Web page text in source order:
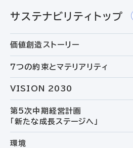
サステナビリティトップ
価値創造ストーリー
7つの約束とマテリアリティ
VISION 2030
第5次中期経営計画
「新たな成長ステージへ」
環境